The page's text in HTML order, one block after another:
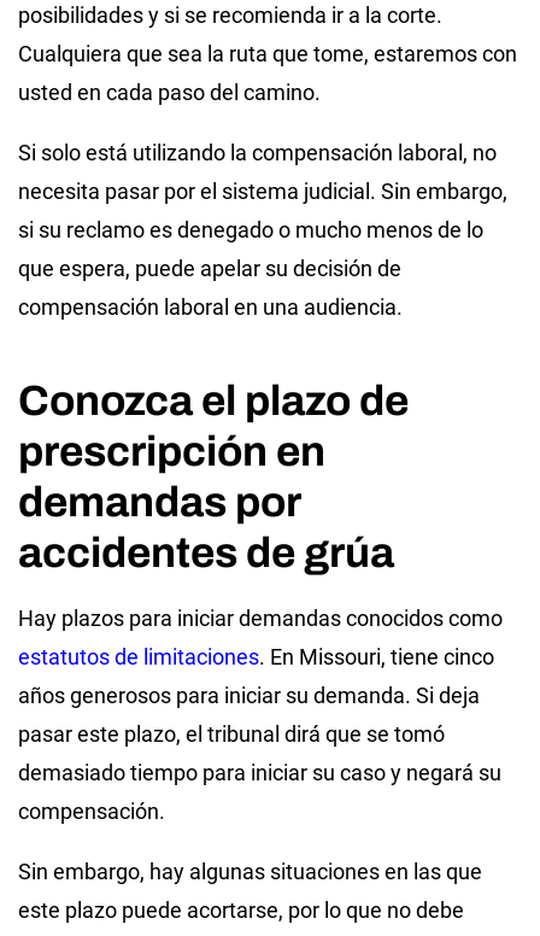
posibilidades y si se recomienda ir a la corte.
Cualquiera que sea la ruta que tome, estaremos con
usted en cada paso del camino.
Si solo está utilizando la compensación laboral, no
necesita pasar por el sistema judicial. Sin embargo,
si su reclamo es denegado o mucho menos de lo
que espera, puede apelar su decisión de
compensación laboral en una audiencia.
Conozca el plazo de
prescripción en
demandas por
accidentes de grúa
Hay plazos para iniciar demandas conocidos como
estatutos de limitaciones. En Missouri, tiene cinco
años generosos para iniciar su demanda. Si deja
pasar este plazo, el tribunal dirá que se tomó
demasiado tiempo para iniciar su caso y negará su
compensación.
Sin embargo, hay algunas situaciones en las que
este plazo puede acortarse, por lo que no debe